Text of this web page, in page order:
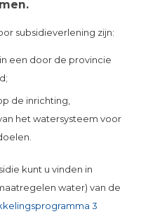
subsidieverlening zijn:
een door de provincie
de inrichting,
het watersysteem voor
kunt u vinden in
water) van de
3